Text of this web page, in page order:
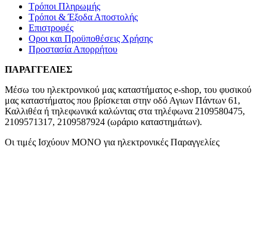
Τρόποι Πληρωμής
Τρόποι & Έξοδα Αποστολής
Επιστροφές
Οροι και Προϋποθέσεις Χρήσης
Προστασία Απορρήτου
ΠΑΡΑΓΓΕΛΙΕΣ
Μέσω του ηλεκτρονικού μας καταστήματος e-shop, του φυσικού
μας καταστήματος που βρίσκεται στην οδό Αγιων Πάντων 61,
Καλλιθέα ή τηλεφωνικά καλώντας στα τηλέφωνα 2109580475,
2109571317, 2109587924 (ωράριο καταστημάτων).
Οι τιμές Ισχύουν ΜΟΝΟ για ηλεκτρονικές Παραγγελίες